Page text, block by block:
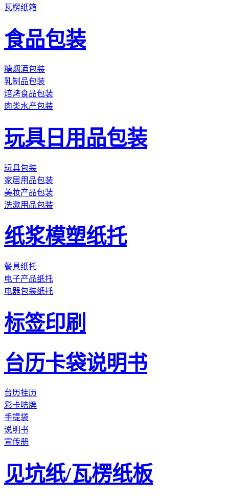
瓦楞纸箱
食品包装
糖烟酒包装
乳制品包装
焙烤食品包装
肉类水产包装
玩具日用品包装
玩具包装
家居用品包装
美妆产品包装
洗漱用品包装
纸浆模塑纸托
餐具纸托
电子产品纸托
电器包装纸托
标签印刷
台历卡袋说明书
台历挂历
彩卡咭牌
手提袋
说明书
宣传册
见坑纸/瓦楞纸板